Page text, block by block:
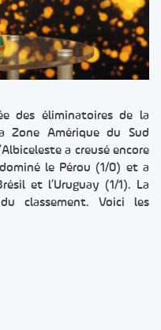
des éliminatoires de la
Zone Amérique du Sud
a creusé encore
le Pérou (1/0) et a
et l’Uruguay (1/1). La
classement. Voici les